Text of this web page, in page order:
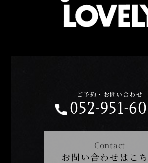
ご予約・お問い合わせ
052-951-
Contact
お問い合わせはこ